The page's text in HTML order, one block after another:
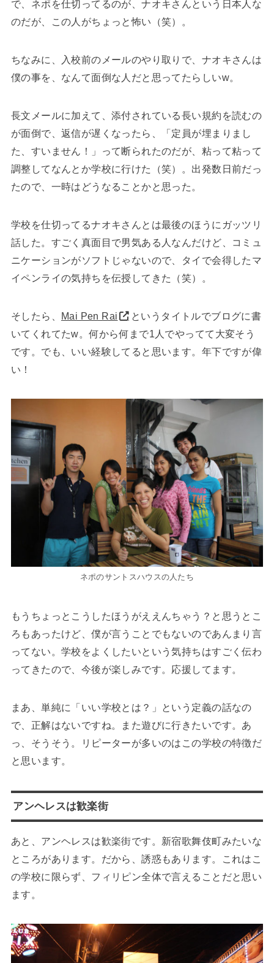
で、ネポを仕切ってるのが、ナオキさんという日本人な
のだが、この人がちょっと怖い（笑）。
ちなみに、入校前のメールのやり取りで、ナオキさんは
僕の事を、なんて面倒な人だと思ってたらしいw。
長文メールに加えて、添付されている長い規約を読むの
が面倒で、返信が遅くなったら、「定員が埋まりまし
た、すいません！」って断られたのだが、粘って粘って
調整してなんとか学校に行けた（笑）。出発数日前だっ
たので、一時はどうなることかと思った。
学校を仕切ってるナオキさんとは最後のほうにガッツリ
話した。すごく真面目で男気ある人なんだけど、コミュ
ニケーションがソフトじゃないので、タイで会得したマ
イペンライの気持ちを伝授してきた（笑）。
そしたら、 Mai Pen Rai
というタイトルでブログに書
いてくれてたw。何から何まで1人でやってて大変そう
です。でも、いい経験してると思います。年下ですが偉
い！
ネポのサントスハウスの人たち
もうちょっとこうしたほうがええんちゃう？と思うとこ
ろもあったけど、僕が言うことでもないのであんまり言
ってない。学校をよくしたいという気持ちはすごく伝わ
ってきたので、今後が楽しみです。応援してます。
まあ、単純に「いい学校とは？」という定義の話なの
で、正解はないですね。また遊びに行きたいです。あ
っ、そうそう。リピーターが多いのはこの学校の特徴だ
と思います。
アンヘレスは歓楽街
あと、アンヘレスは歓楽街です。新宿歌舞伎町みたいな
ところがあります。だから、誘惑もあります。これはこ
の学校に限らず、フィリピン全体で言えることだと思い
ます。